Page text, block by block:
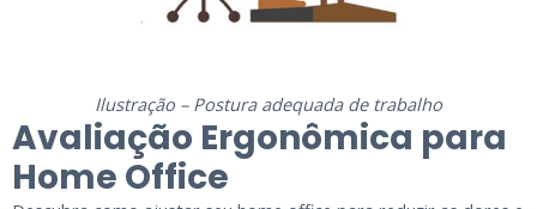
Ilustração – Postura adequada de trabalho
Avaliação Ergonômica para
Home Office